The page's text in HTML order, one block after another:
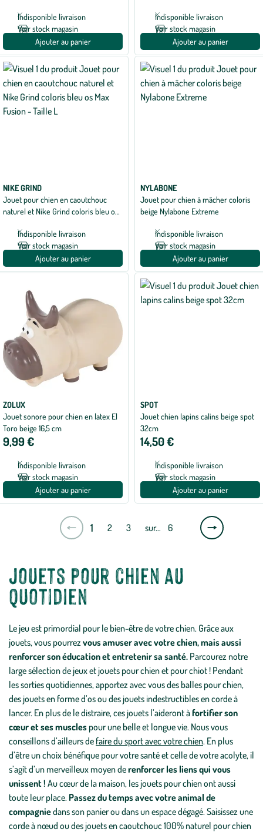
Indisponible livraison
Voir stock magasin
Ajouter au panier
Indisponible livraison
Voir stock magasin
Ajouter au panier
NIKE GRIND
Jouet pour chien en caoutchouc
naturel et Nike Grind coloris bleu os
Indisponible livraison
Voir stock magasin
Ajouter au panier
NYLABONE
Jouet pour chien à mâcher coloris
beige Nylabone Extreme
Indisponible livraison
Voir stock magasin
Ajouter au panier
ZOLUX
Jouet sonore pour chien en latex El
Toro beige 16,5 cm
9,99 €
Indisponible livraison
Voir stock magasin
Ajouter au panier
SPOT
Jouet chien lapins calins beige spot
32cm
14,50 €
Indisponible livraison
Voir stock magasin
Ajouter au panier
1 2 3 sur… 6
Page
suivante
Jouets pour chien au
quotidien
Le jeu est primordial pour le bien-être de votre chien. Grâce aux
jouets, vous pourrezvous amuser avec votre chien, mais aussi
renforcer son éducation et entretenir sa santé. Parcourez notre
large sélection de jeux et jouets pour chien et pour chiot ! Pendant
les sorties quotidiennes, apportez avec vous des balles pour chien,
des jouets en forme d’os ou des jouets indestructibles en corde à
lancer. En plus de le distraire, ces jouets l’aideront àfortifier son
cœur et ses muscles pour une belle et longue vie. Nous vous
conseillons d’ailleurs de faire du sport avec votre chien. En plus
d’être un choix bénéfique pour votre santé et celle de votre acolyte, il
s’agit d’un merveilleux moyen derenforcer les liens qui vous
unissent ! Au cœur de la maison, les jouets pour chien ont aussi
toute leur place. Passez du temps avec votre animal de
compagniedans son panier ou dans un espace dégagé. Saisissez une
corde à nœud ou des jouets en caoutchouc 100% naturel pour chien